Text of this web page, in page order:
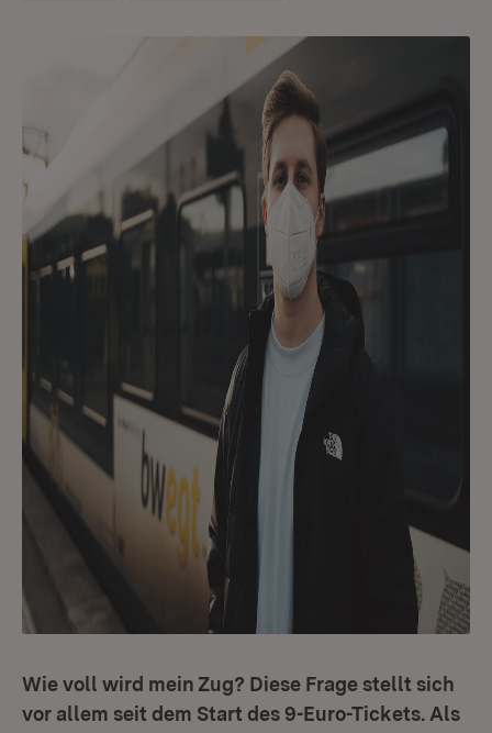
Wie voll wird mein Zug? Diese Frage stellt sich
vor allem seit dem Start des 9-Euro-Tickets. Als